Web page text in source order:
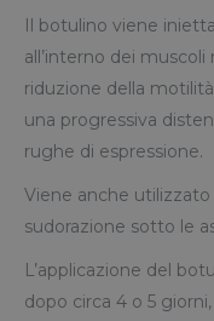
Il botulino viene
all’interno dei
riduzione della
una progressiva
rughe di espressione.
Viene anche utilizzato
sudorazione sotto le
L’applicazione del
dopo circa 4 o 5